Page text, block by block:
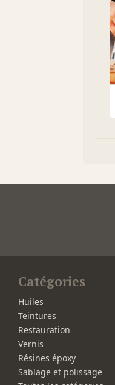
Catégories
Huiles
Teintures
Restauration
Vernis
Résines époxy
Sablage et polissage